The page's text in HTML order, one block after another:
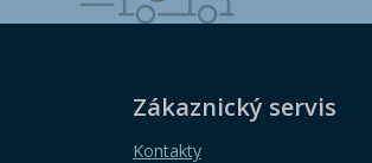
Zákaznický servis
Kontakty